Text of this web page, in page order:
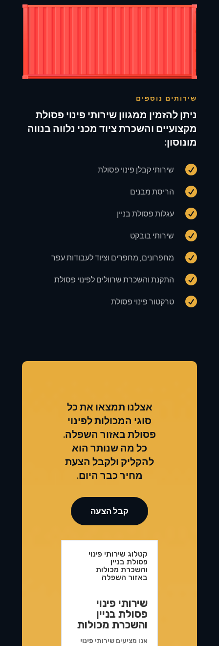
שירותים נוספים
ניתן להזמין ממגוון שירותי פינוי פסולת
מקצועיים והשכרת ציוד מכני נלווה בנווה
מונוסון:
 שירותי קבלן פינוי פסולת
 הריסת מבנים
 עגלות פסולת בניין
 שירותי בובקט
 מחפרונים, מחפרים וציוד לעבודות עפר
 התקנת והשכרת שרוולים לפינוי פסולת
 טרקטור פינוי פסולת
אצלנו תמצאו את כל
סוגי המכולות לפינוי
פסולת באזור השפלה.
כל מה שנותר הוא
להקליק ולקבל הצעת
מחיר כבר היום.
קבל הצעה
קטלוג שירותי פינוי
פסולת בניין
והשכרת מכולות
באזור השפלה
שירותי פינוי
פסולת בניין
והשכרת מכולות
אנו מציעים שירותי פינוי